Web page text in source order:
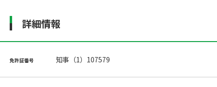
詳細情報
免許証番号 知事（1）107579